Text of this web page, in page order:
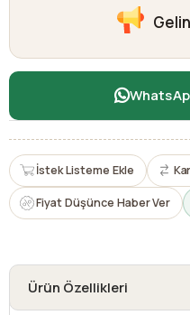
İstek Listeme Ekle
Fiyat Düşünce Haber Ver
Ürün Özellikleri